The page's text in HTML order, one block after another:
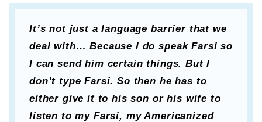
It’s not just a language barrier that we
deal with… Because I do speak Farsi so
I can send him certain things. But I
don’t type Farsi. So then he has to
either give it to his son or his wife to
listen to my Farsi, my Americanized